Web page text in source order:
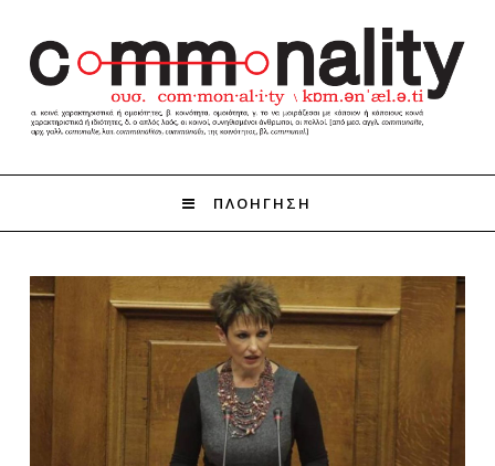
ΠΛΟΗΓΗΣΗ